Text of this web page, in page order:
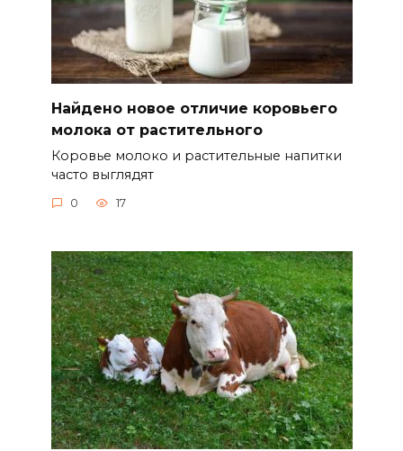
Найдено новое отличие коровьего
молока от растительного
Коровье молоко и растительные напитки
часто выглядят
0 17